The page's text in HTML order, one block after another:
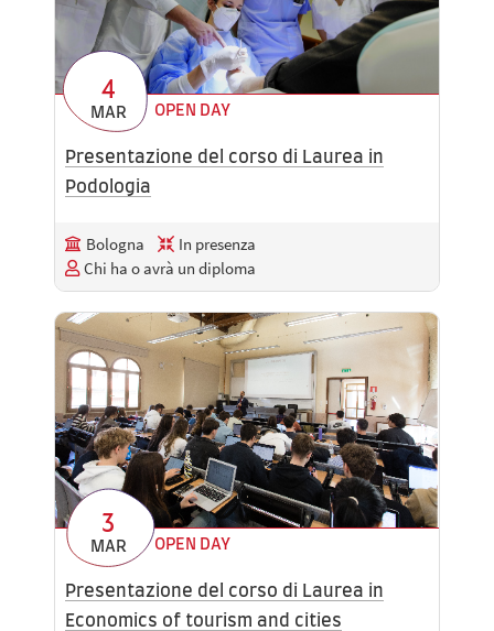
4
MAR OPEN DAY
Presentazione del corso di Laurea in
Podologia
Bologna
In presenza
Chi ha o avrà un diploma
3
MAR OPEN DAY
Presentazione del corso di Laurea in
Economics of tourism and cities